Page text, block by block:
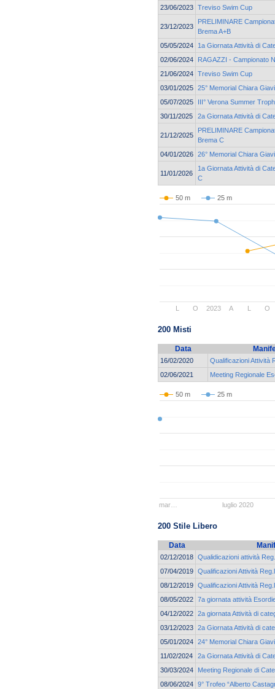
23/06/2023 Treviso Swim Cup
23/12/2023
PRELIMINARE
Brema A+B
05/05/2024
1a Giornata Attività di
02/06/2024
RAGAZZI - Campionato
21/06/2024 Treviso Swim Cup
03/01/2025 25° Memorial Chiara
05/07/2025
III° Verona Summer
30/11/2025
2a Giornata Attività di
21/12/2025
PRELIMINARE
Brema C
04/01/2026 26° Memorial Chiara
11/01/2026
1a Giornata Attività di
C
50 m 25 m
2023
L O A L O
200 Misti
Data
16/02/2020
Qualificazioni Attività
02/06/2021
Meeting Regionale
50 m 25 m
mar… luglio 2020
200 Stile Libero
Data
02/12/2018 Qualidicazioni attività
07/04/2019 Qualificazioni Attività
08/12/2019 Qualificazioni Attività
08/05/2022 7a giornata attività
04/12/2022 2a giornata Attività di
03/12/2023 2a Giornata Attività di
05/01/2024 24° Memorial Chiara
11/02/2024
2a Giornata Attività di
30/03/2024
Meeting Regionale di
08/06/2024 9° Trofeo “Alberto